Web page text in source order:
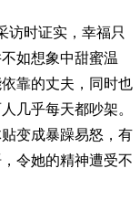
访时证实，幸福只
如想象中甜蜜温
靠的丈夫，同时也
几乎每天都吵架。
变成暴躁易怒，有
令她的精神遭受不